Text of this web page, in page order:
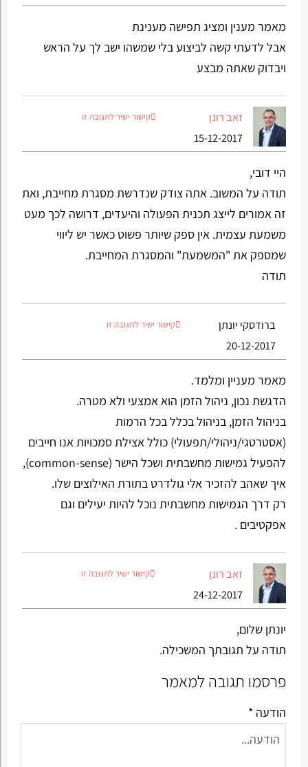
מאמר מענין ומציג תפישה מענינת
אבל לדעתי קשה לביצוע בלי שמשהו ישב לך על הראש
ויבדוק שאתה מבצע
זאב רונן
15-12-2017
קישור ישיר לתגובה זו
היי דובי,
תודה על המשוב. אתה צודק שנדרשת מסגרת מחייבת, ואת
זה אמורים לייצג תכנית הפעולה והיעדים, דרושה לכך מעט
משמעת עצמית. אין ספק שיותר פשוט כאשר יש ליווי
שמספק את "המשמעת" והמסגרת המחייבת.
תודה
ברודסקי יונתן
20-12-2017
קישור ישיר לתגובה זו
מאמר מעניין ומלמד.
הדגשת נכון, ניהול הזמן הוא אמצעי ולא מטרה.
בניהול הזמן, בניהול בכלל בכל הרמות
(אסטרטגי/ניהולי/תפעולי) כולל אצילת סמכויות אנו חייבים
להפעיל גמישות מחשבתית ושכל הישר (common-sense),
איך שאהב להזכיר אלי גולדרט בתורת האילוצים שלו.
רק דרך הגמישות מחשבתית נוכל להיות יעילים וגם
אפקטיבים .
זאב רונן
24-12-2017
קישור ישיר לתגובה זו
יונתן שלום,
תודה על תגובתך המשכילה.
פרסמו תגובה למאמר
הודעה *